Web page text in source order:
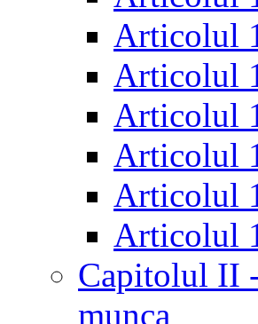
Articolul
Articolul
Articolul
Articolul
Articolul
Articolul
Capitolul II
munca